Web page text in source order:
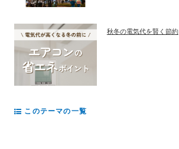
秋冬の電気代を賢く節約
このテーマの一覧